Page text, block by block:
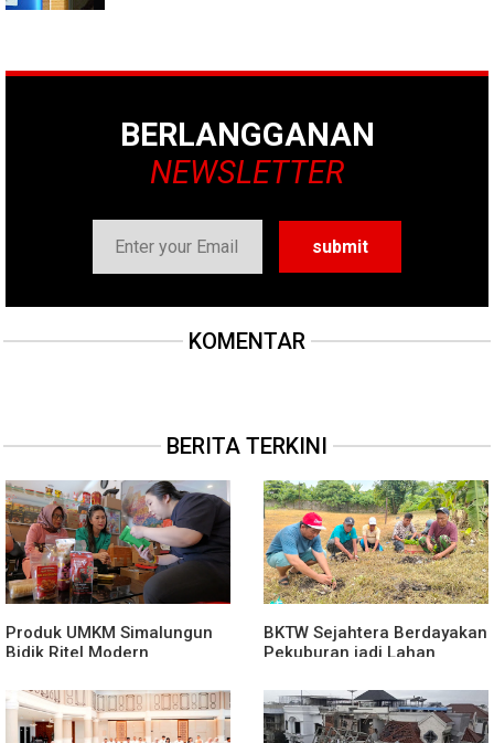
BERLANGGANAN
NEWSLETTER
KOMENTAR
BERITA TERKINI
Produk UMKM Simalungun
Bidik Ritel Modern
BKTW Sejahtera Berdayakan
Pekuburan jadi Lahan